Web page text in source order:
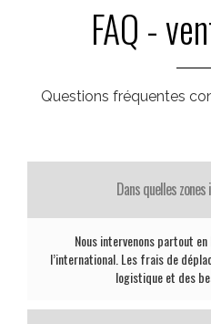
FAQ -
Questions fréquentes
Dans quelles
Nous intervenons partout
l’international. Les frais de
logistique et des